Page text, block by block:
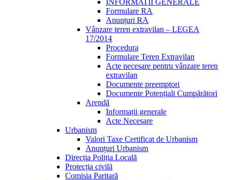
Formulare RA
Anunțuri RA
Vânzare teren extravilan – LEGEA
17/2014
Procedura
Formulare Teren Extravilan
Acte necesare pentru vânzare teren
extravilan
Documente preemptori
Documente Potențiali Cumpărători
Arendă
Informații generale
Acte Necesare
Urbanism
Valori Taxe Certificat de Urbanism
Anunțuri Urbanism
Direcția Poliția Locală
Protecția civilă
Comisia Paritară